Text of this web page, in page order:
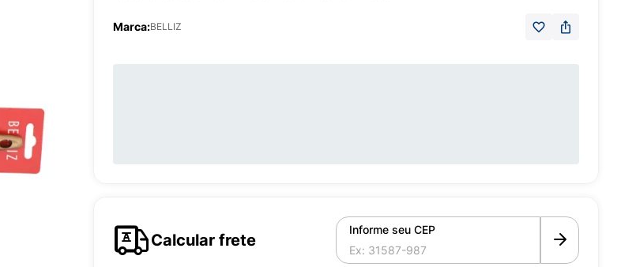
Marca:BELLIZ
Calcular frete
Informe seu CEP